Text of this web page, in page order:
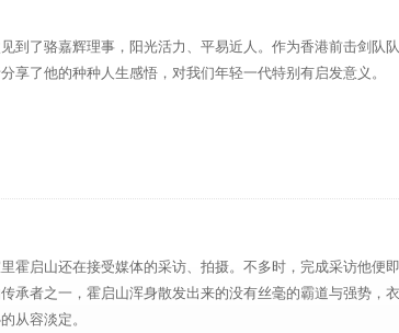
到了骆嘉辉理事，阳光活力、平易近人。作为香港前击剑队
享了他的种种人生感悟，对我们年轻一代特别有启发意义。
霍启山还在接受媒体的采访、拍摄。不多时，完成采访他便
承者之一，霍启山浑身散发出来的没有丝毫的霸道与强势，
从容淡定。